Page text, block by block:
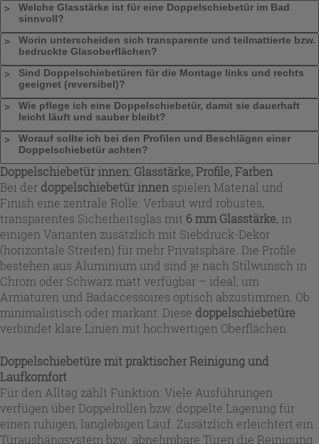
Welche Glasstärke ist für eine Doppelschiebetür im Bad
sinnvoll?
Worin unterscheiden sich transparente und teilmattierte bzw.
bedruckte Glasoberflächen?
Sind Doppelschiebetüren für die Montage links und rechts
geeignet (reversibel)?
Wie pflege ich eine Doppelschiebetür, damit sie dauerhaft
leicht läuft und sauber bleibt?
Worauf sollte ich bei den Profilen und Beschlägen einer
Doppelschiebetür achten?
Doppelschiebetür innen: Glasstärke, Profile, Farben
Bei der doppelschiebetür innen spielen Material und
Finish eine zentrale Rolle: Verbaut wird robustes,
transparentes Sicherheitsglas mit 6 mm Glasstärke, in
einigen Varianten zusätzlich mit Siebdruck-Dekor
(horizontale Streifen) für mehr Privatsphäre. Die Profile
bestehen aus Aluminium und sind je nach Stilwunsch in
Chrom oder Schwarz matt verfügbar – ideal, um
Armaturen und Badaccessoires optisch abzustimmen. Ob
minimalistisch oder markant: Diese doppelschiebetüre
verbindet klare Linien mit hochwertigen Oberflächen.
Doppelschiebetüre mit praktischer Reinigung und
Laufkomfort
Für den Alltag zählt Funktion: Viele Ausführungen
verfügen über Doppelrollen bzw. doppelte Lagerung für
einen ruhigen, langlebigen Lauf. Zusätzlich erleichtert ein
Türaushängsystem bzw. abnehmbare Türen die Reinigung